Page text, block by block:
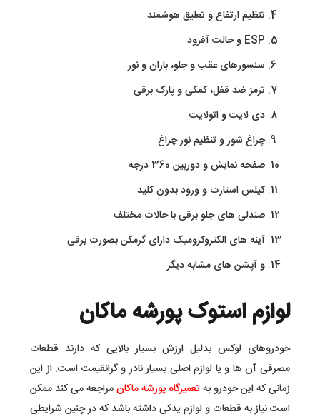
تنظیم ارتفاع و تعلیق هوشمند
ESP و حالت آفرود
سنسورهای عقب و جلو، باران و نور
ترمز ضد قفل، کمکی و پارک برقی
دی لایت و اتولایت
چراغ شور و تنظیم نور چراغ
صفحه نمایش و دوربین 360 درجه
کیلس استارت و ورود بدون کلید
صندلی های جلو برقی با حالات مختلف
آینه های الکتروکرومیک دارای گرمکن بصورت برقی
و آپشن های مشابه دیگر
لوازم استوک پورشه ماکان
خودروهای لوکس بدلیل ارزش بسیار بالایی که دارند قطعات
مصرفی آن ها و یا لوازم اصلی بسیار نادر و گرانقیمت است. از این
زمانی که این خودرو بهتعمیرگاه پورشه ماکانمراجعه می کند ممکن
است نیاز به قطعات و لوازم یدکی داشته باشد که در چنین شرایطی